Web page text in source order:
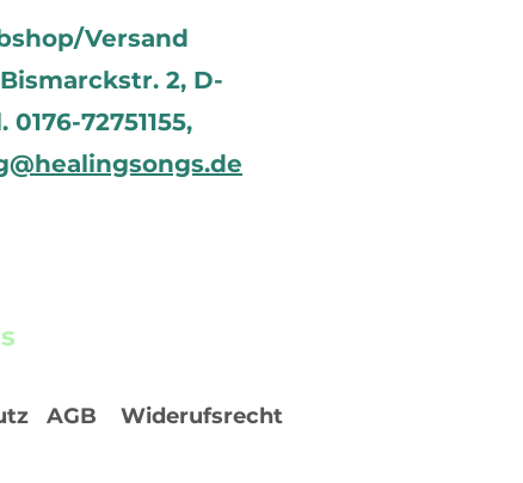
Versand
2, D-
0176-72751155,
AGB Widerufsrecht